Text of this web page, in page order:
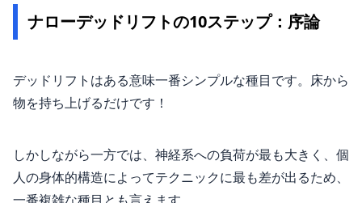
ナローデッドリフトの10ステップ：序論
デッドリフトはある意味一番シンプルな種目です。床から
物を持ち上げるだけです！
しかしながら一方では、神経系への負荷が最も大きく、個
人の身体的構造によってテクニックに最も差が出るため、